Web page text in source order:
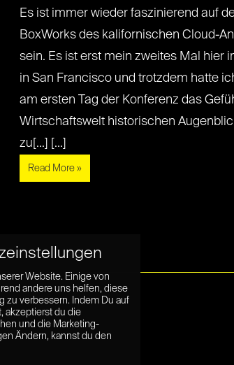
Es ist immer wieder faszinierend auf
BoxWorks des kalifornischen Cloud-
sein. Es ist erst mein zweites Mal hier
in San Francisco und trotzdem hatte
am ersten Tag der Konferenz das
Wirtschaftswelt historischen
zu[...] [...]
Read More »
Website. Einige von
andere uns helfen, diese
zu verbessern. Indem Du auf
akzeptierst du die
und die Marketing-
Ändern, kannst du den